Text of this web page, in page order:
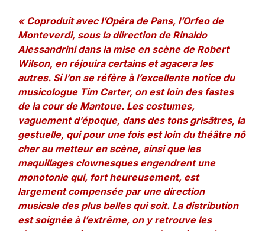
« Coproduit avec l’Opéra de Pans, l’Orfeo de
Monteverdi, sous la diirection de Rinaldo
Alessandrini dans la mise en scène de Robert
Wilson, en réjouira certains et agacera les
autres. Si l’on se réfère à l’excellente notice du
musicologue Tim Carter, on est loin des fastes
de la cour de Mantoue. Les costumes,
vaguement d’époque, dans des tons grisâtres, la
gestuelle, qui pour une fois est loin du théâtre nô
cher au metteur en scène, ainsi que les
maquillages clownesques engendrent une
monotonie qui, fort heureusement, est
largement compensée par une direction
musicale des plus belles qui soit. La distribution
est soignée à l’extrême, on y retrouve les